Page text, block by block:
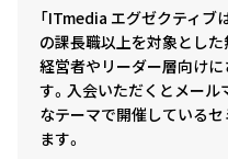
「ITmedia エグゼクティブ
の課長職以上を対象とした
経営者やリーダー層向け
す。入会いただくとメール
なテーマで開催している
ます。